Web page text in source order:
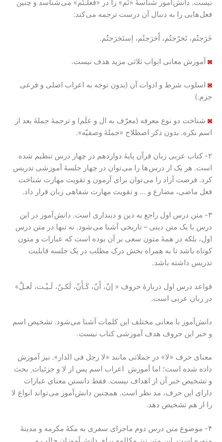
نیست. دانش آموز شناسۀ «تُم» را در «فَعلْـتُم» می شناسد و چنین
فعل هایی را به دنبال آن درست ترجمه می کند:
خَرَجتُم، تَخرّجتُم، أَخرَجتُم، اِستَخرَجتُم.
◙ آموزش معانی ابواب ثلاثی مزید هدف نیست.
◙ اسلوب شرط و ادوات آن (بدون توجه به اعراب اصلی و فرعی
جزم.)
◙ شناخت دو نوع معرفه (معرّف به ال و علَم) و ترجمۀ جملۀ بعد از
اسم نکره. بدون ذکر اصطلاح «جملۀ وصفیّه».
۲- کتاب عربی زبان قرآن پایۀ دوازدهم در چهار درس تنظیم شده
است. هر یک از درس ها را می توان در چهار جلسۀ آموزشی تدریس
کرد. فرصت آزاد را می توان برای آزمون و تقویت مهارت شناخت
فعل ماضی، مضارع و … و تقویت مهارت شفاهی زبان قرار داد.
۳- متن درس اول راجع به دین و دینداری است. دانش آموز در این
درس با یک متن دینی – تاریخی آشنا می شود. نه تنها در متن درس
اول، بلکه در همۀ متون سعی بر آن بوده است که عبارات و متون
کوتاه باشد تا به همراه بخش درک مطلب در یک جلسه قابلیت
تدریس داشته باشد.
قواعد درس اول دربارۀ حروف « إنّ، أَنّ، کَـأَنّ، لٰکـنّ، لَـیْـت، لَعـلَّ»
در زبان عربی است.
دانش‌آموز با معانی مختلف این کلمات آشنا می‌شود. تشخیص اسم
و خبر این حروف هدف آموزشی کتاب نیست.
معنای حرف «لا» در جملاتی مانند «لا رجل فی الدار». نیز آموزش
داده شده است؛ اما آموزش اعراب اسم پس از لا و جزئیات ِ بحث
و تشخیص خبر آن از اهداف نیست. فقط دانستن معنای عبارات
دارای این حرف، مد نظر است. همچنین دانش آموز می تواند انواع لا
را از هم تشخیص دهد.
۴- موضوع متن درس دوم ماجرای سفری به مکۀ مکرمه و مدینۀ